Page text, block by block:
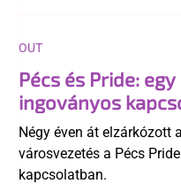
Pécs és Pride: egy
ingoványos
története
Négy éven át elzárkózott a
városvezetés a Pécs
kapcsolatban.
OUT